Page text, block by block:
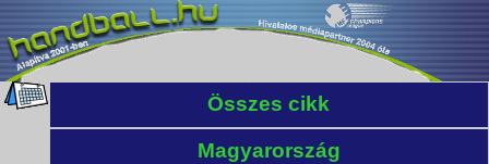
Összes cikk
Magyarország